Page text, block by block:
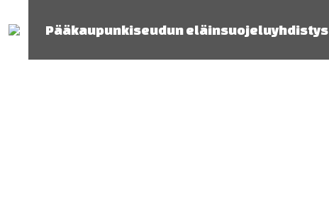
Pääkaupunkiseudun eläinsuojeluyhdistys